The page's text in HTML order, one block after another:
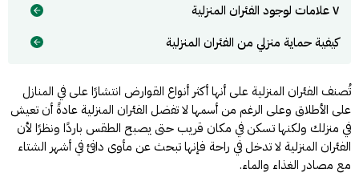
٧ علامات لوجود الفئران المنزلية
كيفية حماية منزلي من الفئران المنزلية
تُصنف الفئران المنزلية على أنها أكثر أنواع القوارض انتشارًا على في المنازل
على الأطلاق وعلى الرغم من أسمها لا تفضل الفئران المنزلية عادةً أن تعيش
في منزلك ولكنها تسكن في مكان قريب حتى يصبح الطقس باردًا ونظرًا لأن
الفئران المنزلية لا تدخل في راحة فإنها تبحث عن مأوى دافئ في أشهر الشتاء
مع مصادر الغذاء والماء.